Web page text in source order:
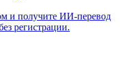
и получите ИИ-перевод
регистрации.